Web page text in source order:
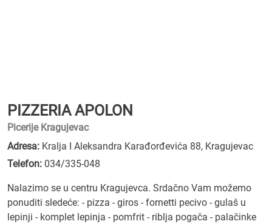
PIZZERIA APOLON
Picerije Kragujevac
Adresa: Kralja I Aleksandra Karađorđevića 88, Kragujevac
Telefon: 034/335-048
Nalazimo se u centru Kragujevca. Srdačno Vam možemo
ponuditi sledeće: - pizza - giros - fornetti pecivo - gulaš u
lepinji - komplet lepinja - pomfrit - riblja pogača - palačinke